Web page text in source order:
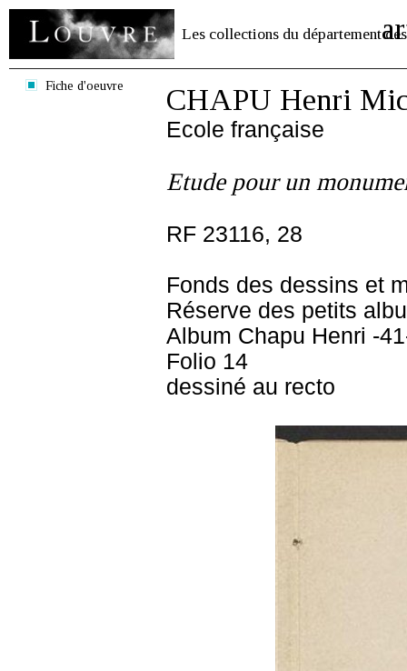
Les collections du département des
Fiche d'oeuvre CHAPU Henri
Ecole française
Etude pour un
RF 23116, 28
Fonds des dessins et
Réserve des petits
Album Chapu Henri -
Folio 14
dessiné au recto